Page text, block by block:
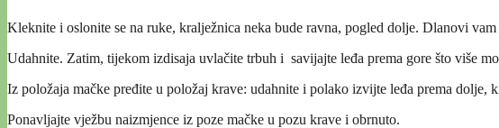
Kleknite i oslonite se na ruke, kralježnica neka bude ravna, pogled dolje. Dlanovi
Udahnite. Zatim, tijekom izdisaja uvlačite trbuh i savijajte leđa prema gore što više
Iz položaja mačke pređite u položaj krave: udahnite i polako izvijte leđa prema
Ponavljajte vježbu naizmjence iz poze mačke u pozu krave i obrnuto.